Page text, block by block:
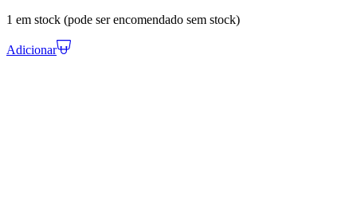
1 em stock (pode ser encomendado sem stock)
Adicionar